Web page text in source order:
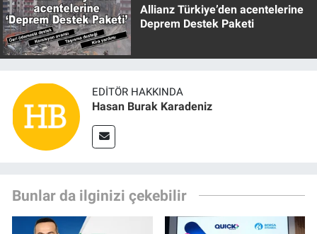
Allianz Türkiye’den acentelerine
Deprem Destek Paketi
EDITÖR HAKKINDA
Hasan Burak Karadeniz
Bunlar da ilginizi çekebilir